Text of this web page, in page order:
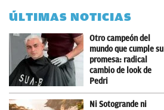
ÚLTIMAS NOTICIAS
Otro campeón del
mundo que cumple su
promesa: radical
cambio de look de
Pedri
Ni Sotogrande ni